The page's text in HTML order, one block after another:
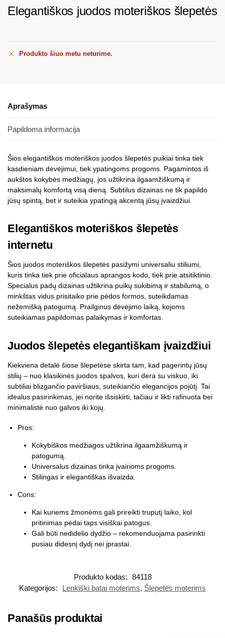
Elegantiškos juodos moteriškos šlepetės
Produkto šiuo metu neturime.
Aprašymas
Papildoma informacija
Šios elegantiškos moteriškos juodos šlepetės puikiai tinka tiek
kasdieniam dėvėjimui, tiek ypatingoms progoms. Pagamintos iš
aukštos kokybės medžiagų, jos užtikrina ilgaamžiškumą ir
maksimalų komfortą visą dieną. Subtilus dizainas ne tik papildo
jūsų spintą, bet ir suteikia ypatingą akcentą jūsų įvaizdžiui.
Elegantiškos moteriškos šlepetės
internetu
Šios juodos moteriškos šlepetės pasižymi universaliu stiliumi,
kuris tinka tiek prie oficialaus aprangos kodo, tiek prie atsitiktinio.
Specialus padų dizainas užtikrina puikų sukibimą ir stabilumą, o
minkštas vidus prisitaiko prie pėdos formos, suteikdamas
nežemišką patogumą. Prailginus dėvėjimo laiką, kojoms
suteikiamas papildomas palaikymas ir komfortas.
Juodos šlepetės elegantiškam įvaizdžiui
Kiekviena detalė šiose šlepetėse skirta tam, kad pagerintų jūsų
stilių – nuo klasikinės juodos spalvos, kuri dera su viskuo, iki
subtiliai blizgančio paviršiaus, suteikiančio elegancijos pojūtį. Tai
idealus pasirinkimas, jei norite išsiskirti, tačiau ir likti rafinuota bei
minimalistė nuo galvos iki kojų.
Pros:
Kokybiškos medžiagos užtikrina ilgaamžiškumą ir
patogumą.
Universalus dizainas tinka įvairioms progoms.
Stilingas ir elegantiškas išvaizda.
Cons:
Kai kuriems žmonėms gali prireikti truputį laiko, kol
pritinimas pėdai taps visiškai patogus.
Gali būti nedidelio dydžio – rekomenduojama pasirinkti
pusiau didesnį dydį nei įprastai.
Produkto kodas: 84118
Kategorijos:
Lenkiški batai moterims, Šlepetės moterims
Panašūs produktai